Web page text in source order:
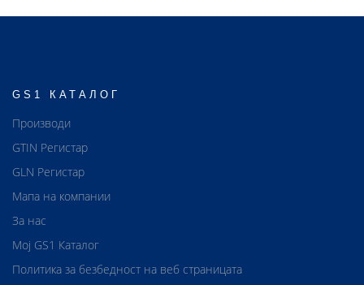
GS1 КАТАЛОГ
Производи
GTIN Регистар
GLN Регистар
Мапа на компании
За нас
Мој GS1 Каталог
Политика за безбедност на веб страницата